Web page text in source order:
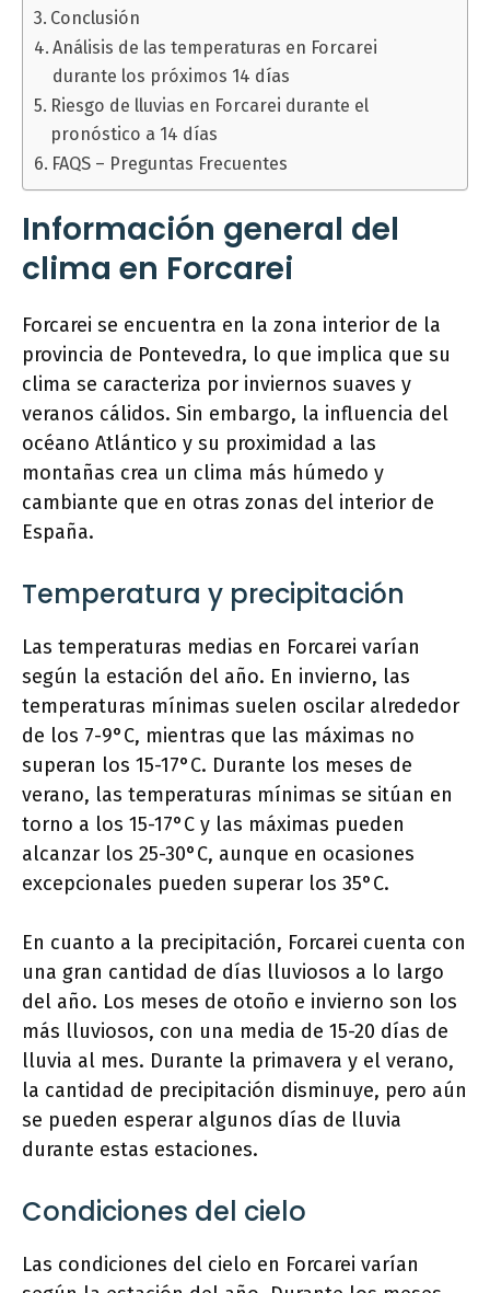
Conclusión
Análisis de las temperaturas en Forcarei
durante los próximos 14 días
Riesgo de lluvias en Forcarei durante el
pronóstico a 14 días
FAQS – Preguntas Frecuentes
Información general del
clima en Forcarei
Forcarei se encuentra en la zona interior de la
provincia de Pontevedra, lo que implica que su
clima se caracteriza por inviernos suaves y
veranos cálidos. Sin embargo, la influencia del
océano Atlántico y su proximidad a las
montañas crea un clima más húmedo y
cambiante que en otras zonas del interior de
España.
Temperatura y precipitación
Las temperaturas medias en Forcarei varían
según la estación del año. En invierno, las
temperaturas mínimas suelen oscilar alrededor
de los 7-9°C, mientras que las máximas no
superan los 15-17°C. Durante los meses de
verano, las temperaturas mínimas se sitúan en
torno a los 15-17°C y las máximas pueden
alcanzar los 25-30°C, aunque en ocasiones
excepcionales pueden superar los 35°C.
En cuanto a la precipitación, Forcarei cuenta con
una gran cantidad de días lluviosos a lo largo
del año. Los meses de otoño e invierno son los
más lluviosos, con una media de 15-20 días de
lluvia al mes. Durante la primavera y el verano,
la cantidad de precipitación disminuye, pero aún
se pueden esperar algunos días de lluvia
durante estas estaciones.
Condiciones del cielo
Las condiciones del cielo en Forcarei varían